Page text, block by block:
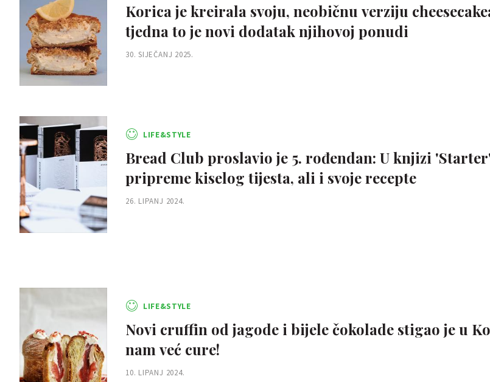
Korica je kreirala svoju, neobičnu verziju
tjedna to je novi dodatak njihovoj ponudi
30. SIJEČANJ 2025.
LIFE&STYLE
Bread Club proslavio je 5. rođendan: U knjizi
pripreme kiselog tijesta, ali i svoje recepte
26. LIPANJ 2024.
LIFE&STYLE
Novi cruffin od jagode i bijele čokolade stigao je u
nam već cure!
10. LIPANJ 2024.